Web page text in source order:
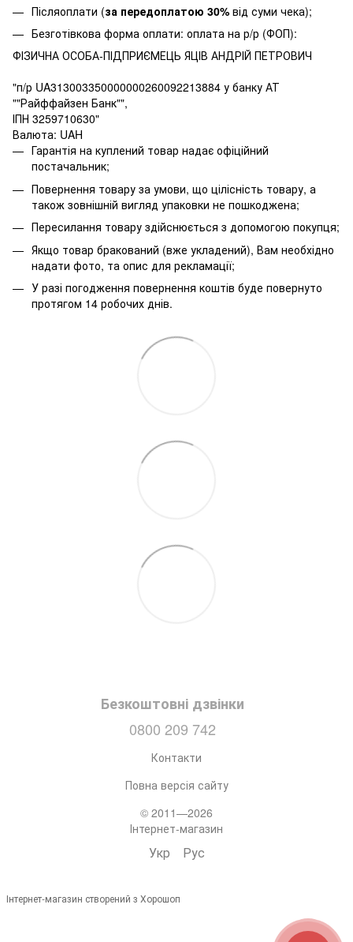
Післяоплати (за передоплатою 30% від суми чека);
Безготівкова форма оплати: оплата на р/р (ФОП):
ФІЗИЧНА ОСОБА-ПІДПРИЄМЕЦЬ ЯЦІВ АНДРІЙ ПЕТРОВИЧ
"п/р UA313003350000000260092213884 у банку АТ
""Райффайзен Банк"",
ІПН 3259710630"
Валюта: UAH
Гарантія на куплений товар надає офіційний
постачальник;
Повернення товару за умови, що цілісність товару, а
також зовнішній вигляд упаковки не пошкоджена;
Пересилання товару здійснюється з допомогою покупця;
Якщо товар бракований (вже укладений), Вам необхідно
надати фото, та опис для рекламації;
У разі погодження повернення коштів буде повернуто
протягом 14 робочих днів.
Безкоштовні дзвінки
0800 209 742
Контакти
Повна версія сайту
© 2011—2026
Інтернет-магазин
Укр Рус
Інтернет-магазин створений з Хорошоп